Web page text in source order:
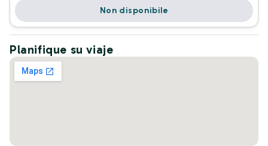
Non disponibile
Planifique su viaje